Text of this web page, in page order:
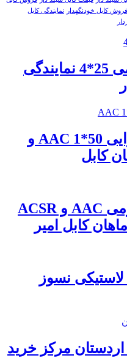
فروش کابل خودنگهدار
نمایندگی کابل
قیمت کابل آلومینیومی 25*4 نمایندگی
هادی آلومینیومی هوایی 50*1 AAC و
هادی هوایی آلومینیومی AAC و ACSR
کابل امیر
کابل اردستان 2.5*3 لاستیکی نسوز